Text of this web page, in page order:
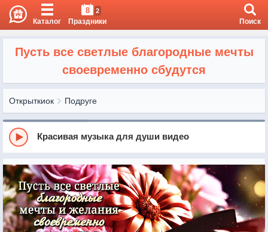
Каталог
8 2
Праздники Поиск
Пусть все светлые благородные мечты
своевременно сбудутся
Открыткиок Подруге
Красивая музыка для души видео